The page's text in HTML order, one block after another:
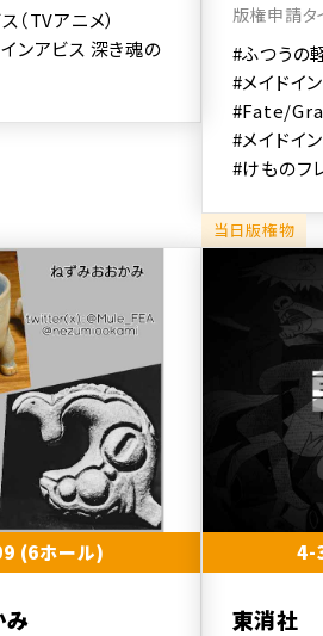
（TVアニメ）
ンアビス 深き魂の
版権申請タ
#ふつうの
#メイドイ
#Fate/
#メイドイ
#けものフ
当日版権物
(6ホール)
み
4-
東消社